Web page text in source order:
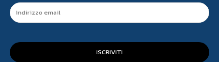
ISCRIVITI